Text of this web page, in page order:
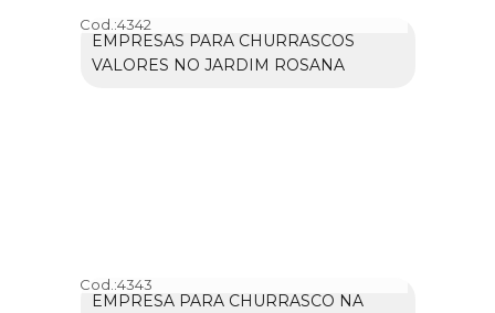
Cod.:4342
EMPRESAS PARA CHURRASCOS
VALORES NO JARDIM ROSANA
Cod.:4343
EMPRESA PARA CHURRASCO NA